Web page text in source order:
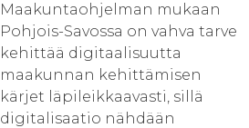
Maakuntaohjelman mukaan
Pohjois-Savossa on vahva tarve
kehittää digitaalisuutta
maakunnan kehittämisen
kärjet läpileikkaavasti, sillä
digitalisaatio nähdään